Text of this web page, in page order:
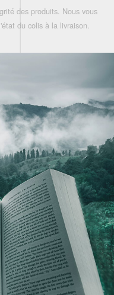
des produits. Nous vous
du colis à la livraison.